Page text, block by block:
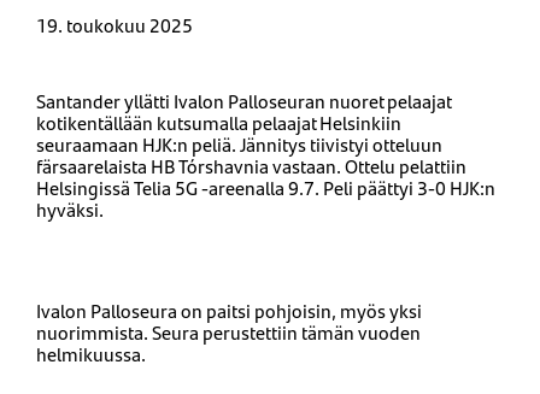
19. toukokuu 2025
Santander yllätti Ivalon Palloseuran nuoret pelaajat
kotikentällään kutsumalla pelaajat Helsinkiin
seuraamaan HJK:n peliä. Jännitys tiivistyi otteluun
färsaarelaista HB Tórshavnia vastaan. Ottelu pelattiin
Helsingissä Telia 5G -areenalla 9.7. Peli päättyi 3-0 HJK:n
hyväksi.
Ivalon Palloseura on paitsi pohjoisin, myös yksi
nuorimmista. Seura perustettiin tämän vuoden
helmikuussa.